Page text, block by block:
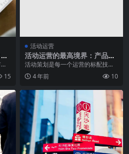
15
活动运营
活动运营的最高境界：产品活
动化&活动产品化
活动策划是每一个运营的标配技
能，所以，勤快的你，告诉我你主
导过哪些成功的活动？ ...
4 年前 10